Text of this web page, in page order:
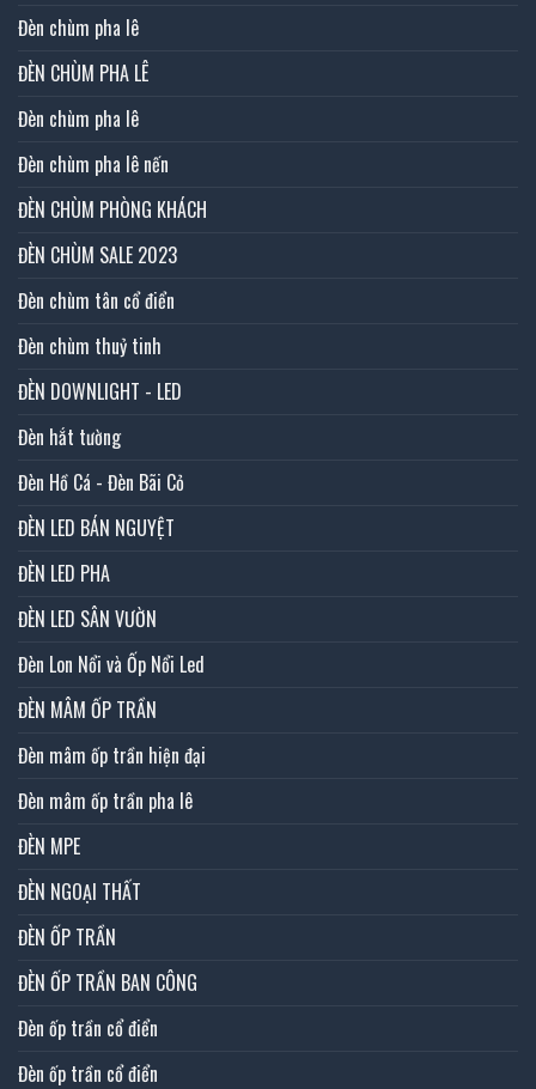
Đèn chùm pha lê
ĐÈN CHÙM PHA LÊ
Đèn chùm pha lê
Đèn chùm pha lê nến
ĐÈN CHÙM PHÒNG KHÁCH
ĐÈN CHÙM SALE 2023
Đèn chùm tân cổ điển
Đèn chùm thuỷ tinh
ĐÈN DOWNLIGHT - LED
Đèn hắt tường
Đèn Hồ Cá - Đèn Bãi Cỏ
ĐÈN LED BÁN NGUYỆT
ĐÈN LED PHA
ĐÈN LED SÂN VƯỜN
Đèn Lon Nổi và Ốp Nổi Led
ĐÈN MÂM ỐP TRẦN
Đèn mâm ốp trần hiện đại
Đèn mâm ốp trần pha lê
ĐÈN MPE
ĐÈN NGOẠI THẤT
ĐÈN ỐP TRẦN
ĐÈN ỐP TRẦN BAN CÔNG
Đèn ốp trần cổ điển
Đèn ốp trần cổ điển